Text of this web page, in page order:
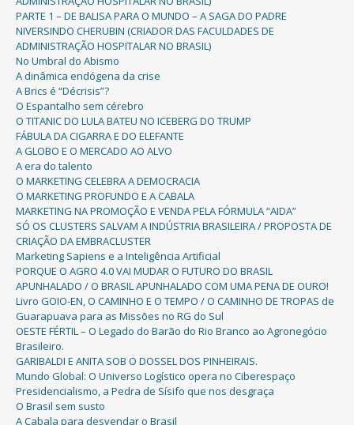
PARTE 1 – DE BALISA PARA O MUNDO – A SAGA DO PADRE
NIVERSINDO CHERUBIN (CRIADOR DAS FACULDADES DE
ADMINISTRAÇÃO HOSPITALAR NO BRASIL)
No Umbral do Abismo
A dinâmica endógena da crise
A Brics é “Décrisis”?
O Espantalho sem cérebro
O TITANIC DO LULA BATEU NO ICEBERG DO TRUMP
FÁBULA DA CIGARRA E DO ELEFANTE
A GLOBO E O MERCADO AO ALVO
A era do talento
O MARKETING CELEBRA A DEMOCRACIA
O MARKETING PROFUNDO E A CABALA
MARKETING NA PROMOÇÃO E VENDA PELA FÓRMULA “AIDA”
SÓ OS CLUSTERS SALVAM A INDÚSTRIA BRASILEIRA / PROPOSTA DE
CRIAÇÃO DA EMBRACLUSTER
Marketing Sapiens e a Inteligência Artificial
PORQUE O AGRO 4.0 VAI MUDAR O FUTURO DO BRASIL
APUNHALADO / O BRASIL APUNHALADO COM UMA PENA DE OURO!
Livro GOIO-EN, O CAMINHO E O TEMPO / O CAMINHO DE TROPAS de
Guarapuava para as Missões no RG do Sul
OESTE FÉRTIL – O Legado do Barão do Rio Branco ao Agronegócio
Brasileiro.
GARIBALDI E ANITA SOB O DOSSEL DOS PINHEIRAIS.
Mundo Global: O Universo Logístico opera no Ciberespaço
Presidencialismo, a Pedra de Sísifo que nos desgraça
O Brasil sem susto
A Cabala para desvendar o Brasil